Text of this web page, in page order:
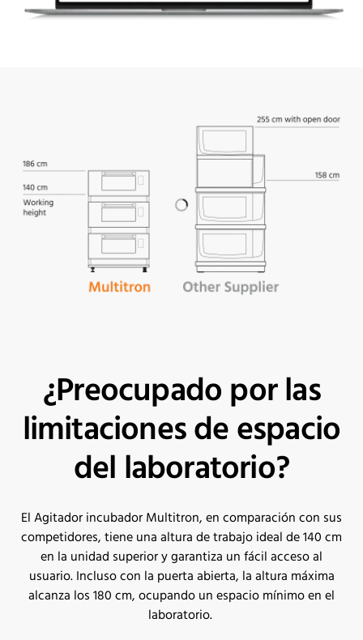
¿Preocupado por las
limitaciones de espacio
del laboratorio?
El Agitador incubador Multitron, en comparación con sus
competidores, tiene una altura de trabajo ideal de 140 cm
en la unidad superior y garantiza un fácil acceso al
usuario. Incluso con la puerta abierta, la altura máxima
alcanza los 180 cm, ocupando un espacio mínimo en el
laboratorio.